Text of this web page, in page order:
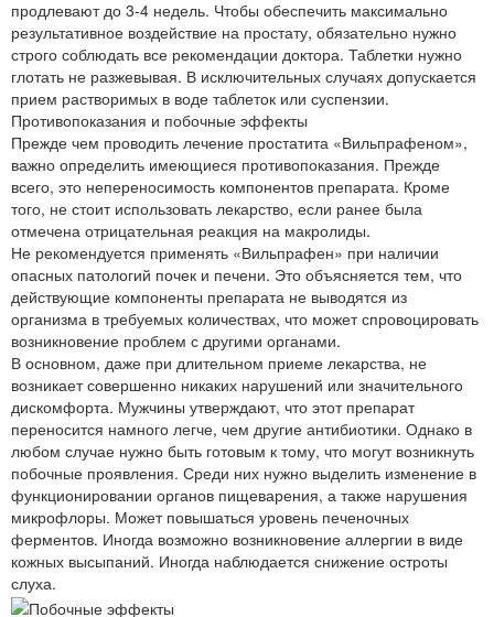
продлевают до 3-4 недель. Чтобы обеспечить максимально
результативное воздействие на простату, обязательно нужно
строго соблюдать все рекомендации доктора. Таблетки нужно
глотать не разжевывая. В исключительных случаях допускается
прием растворимых в воде таблеток или суспензии.
Противопоказания и побочные эффекты
Прежде чем проводить лечение простатита «Вильпрафеном»,
важно определить имеющиеся противопоказания. Прежде
всего, это непереносимость компонентов препарата. Кроме
того, не стоит использовать лекарство, если ранее была
отмечена отрицательная реакция на макролиды.
Не рекомендуется применять «Вильпрафен» при наличии
опасных патологий почек и печени. Это объясняется тем, что
действующие компоненты препарата не выводятся из
организма в требуемых количествах, что может спровоцировать
возникновение проблем с другими органами.
В основном, даже при длительном приеме лекарства, не
возникает совершенно никаких нарушений или значительного
дискомфорта. Мужчины утверждают, что этот препарат
переносится намного легче, чем другие антибиотики. Однако в
любом случае нужно быть готовым к тому, что могут возникнуть
побочные проявления. Среди них нужно выделить изменение в
функционировании органов пищеварения, а также нарушения
микрофлоры. Может повышаться уровень печеночных
ферментов. Иногда возможно возникновение аллергии в виде
кожных высыпаний. Иногда наблюдается снижение остроты
слуха.